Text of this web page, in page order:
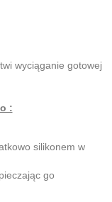
wyciąganie gotowej
:
silikonem w
go